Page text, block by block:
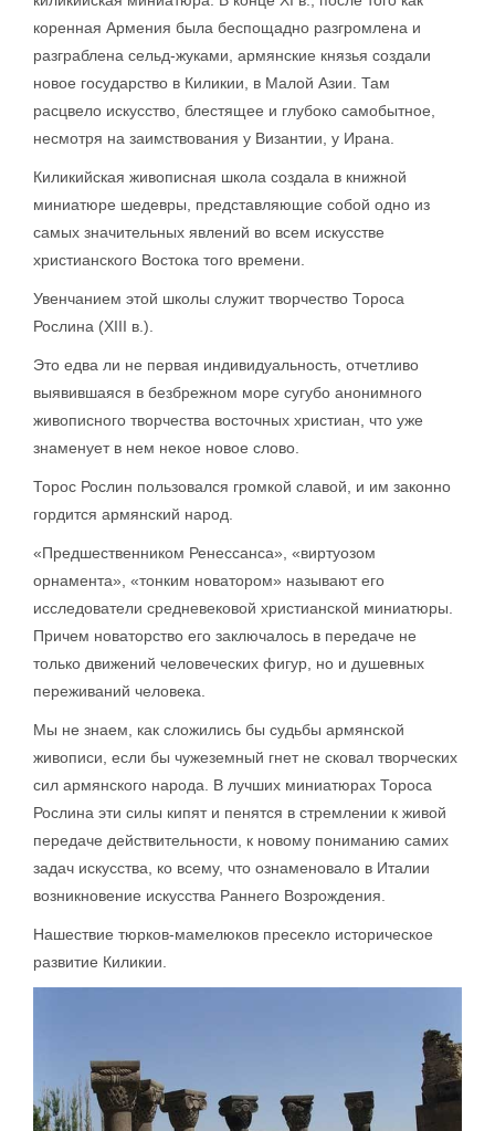
коренная Армения была беспощадно разгромлена и
разграблена сельд-жуками, армянские князья создали
новое государство в Киликии, в Малой Азии. Там
расцвело искусство, блестящее и глубоко самобытное,
несмотря на заимствования у Византии, у Ирана.
Киликийская живописная школа создала в книжной
миниатюре шедевры, представляющие собой одно из
самых значительных явлений во всем искусстве
христианского Востока того времени.
Увенчанием этой школы служит творчество Тороса
Рослина (XIII в.).
Это едва ли не первая индивидуальность, отчетливо
выявившаяся в безбрежном море сугубо анонимного
живописного творчества восточных христиан, что уже
знаменует в нем некое новое слово.
Торос Рослин пользовался громкой славой, и им законно
гордится армянский народ.
«Предшественником Ренессанса», «виртуозом
орнамента», «тонким новатором» называют его
исследователи средневековой христианской миниатюры.
Причем новаторство его заключалось в передаче не
только движений человеческих фигур, но и душевных
переживаний человека.
Мы не знаем, как сложились бы судьбы армянской
живописи, если бы чужеземный гнет не сковал творческих
сил армянского народа. В лучших миниатюрах Тороса
Рослина эти силы кипят и пенятся в стремлении к живой
передаче действительности, к новому пониманию самих
задач искусства, ко всему, что ознаменовало в Италии
возникновение искусства Раннего Возрождения.
Нашествие тюрков-мамелюков пресекло историческое
развитие Киликии.